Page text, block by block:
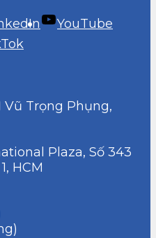
YouTube
Vũ Trọng Phụng,
Plaza, Số 343
HCM